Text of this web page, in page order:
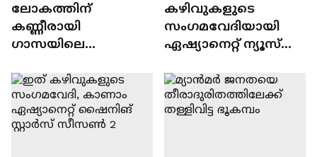
ലോകത്തിന്
കണ്ണീരായി
ഗാസയിലെ
കുഞ്ഞുങ്ങൾ
കഴിവുകളുടെ
സംഗമവേദിയായി
ഏഷ്യാനെറ്റ് ന്യൂസ്
സീസൺ 2